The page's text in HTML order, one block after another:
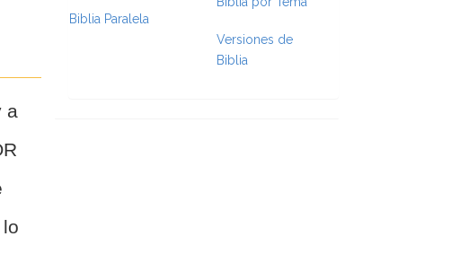
Formatting
a
Biblia Paralela
Versiones de
Biblia